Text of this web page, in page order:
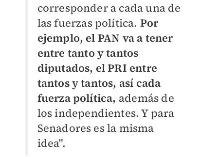
corresponder a cada una de
las fuerzas política. Por
ejemplo, el PAN va a tener
entre tanto y tantos
diputados, el PRI entre
tantos y tantos, así cada
fuerza política, además de
los independientes. Y para
Senadores es la misma
idea".